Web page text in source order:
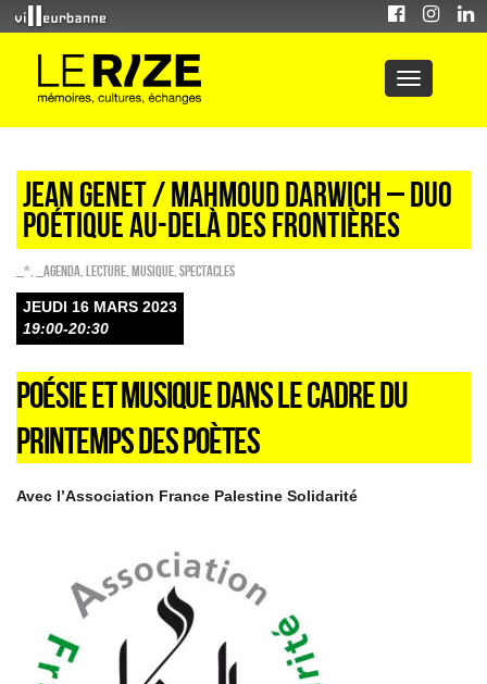
JEAN GENET / MAHMOUD DARWICH – DUO
POÉTIQUE AU-DELÀ DES FRONTIÈRES
_* _Agenda Lecture Musique SPECTACLES
JEUDI 16 MARS 2023
19:00-20:30
POÉSIE ET MUSIQUE DANS LE CADRE DU
PRINTEMPS DES POÈTES
Avec l’Association France Palestine Solidarité